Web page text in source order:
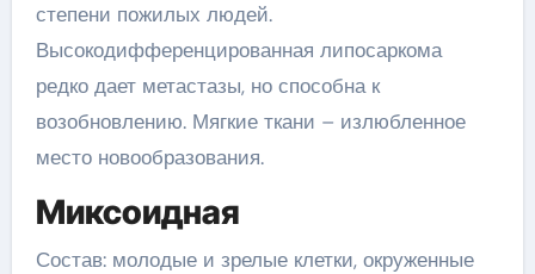
степени пожилых людей.
Высокодифференцированная липосаркома
редко дает метастазы, но способна к
возобновлению. Мягкие ткани – излюбленное
место новообразования.
Миксоидная
Состав: молодые и зрелые клетки, окруженные